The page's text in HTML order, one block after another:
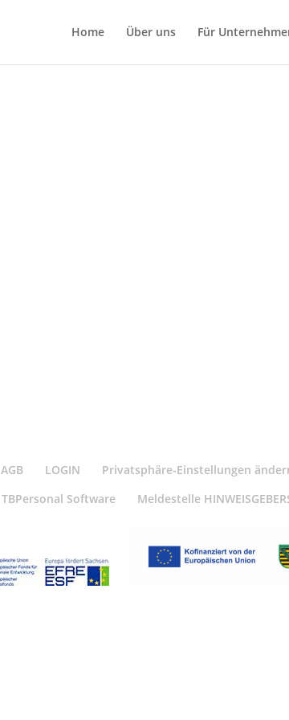
Home Über uns Für
AGB LOGIN Privatsphäre-Einstellungen
TBPersonal Software Meldestelle